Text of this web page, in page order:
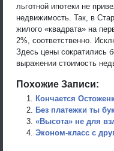
льготной ипотеки не
недвижимость. Так, в
жилого «квадрата» на
2%, соответственно.
Здесь цены сократились
выражении стоимость
Похожие Записи:
Кончается
Без платежки ты
«Высота» не для
Эконом-класс с